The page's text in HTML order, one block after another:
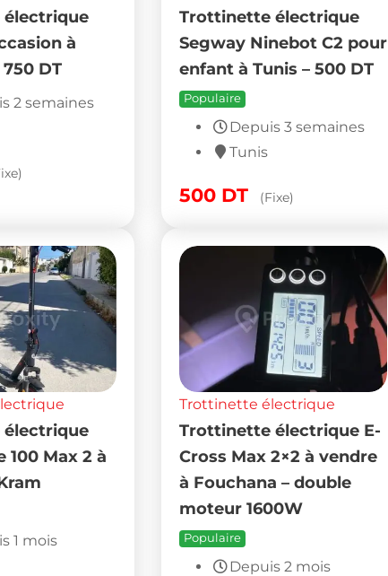
à
DT
2 semaines
Trottinette électrique
Segway Ninebot C2 pour
enfant à Tunis – 500 DT
Populaire
Depuis 3 semaines
Tunis
500 DT (Fixe)
100 Max 2 à
1 mois
Trottinette électrique
Trottinette électrique E-
Cross Max 2×2 à vendre
à Fouchana – double
moteur 1600W
Populaire
Depuis 2 mois